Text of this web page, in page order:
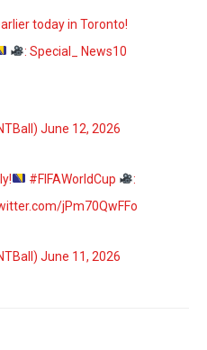
today in Toronto!
: Special_ News10
June 12, 2026
#FIFAWorldCup
:
jPm70QwFFo
June 11, 2026